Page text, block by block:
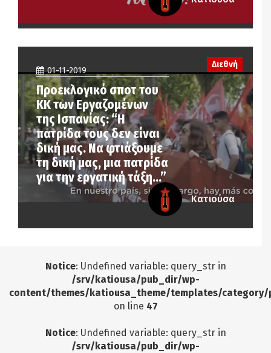
01-11-2019
Προεκλογικό σποτ του
ΚΚ των Εργαζομένων
της Ισπανίας: “Η
πατρίδα τους δεν είναι
δική μας. Να φτιάξουμε
τη δική μας, μια πατρίδα
για την εργατική τάξη…”
Διεθνή
Κατιούσα
Notice: Undefined variable: query_str in
/srv/katiousa/pub_dir/wp-
content/themes/katiousa_theme/templates/
on line 47
Notice: Undefined variable: query_str in
/srv/katiousa/pub_dir/wp-